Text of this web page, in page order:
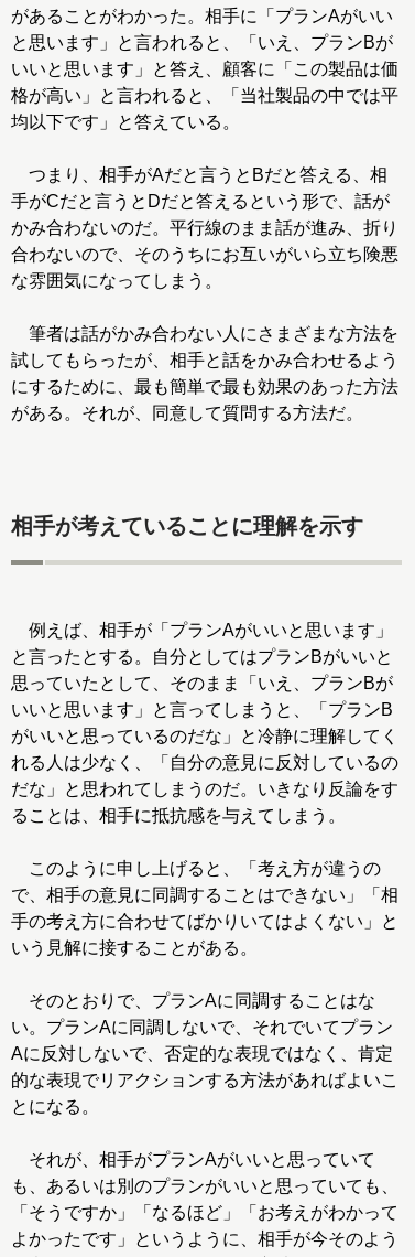
があることがわかった。相手に「プランAがいい
と思います」と言われると、「いえ、プランBが
いいと思います」と答え、顧客に「この製品は価
格が高い」と言われると、「当社製品の中では平
均以下です」と答えている。
つまり、相手がAだと言うとBだと答える、相
手がCだと言うとDだと答えるという形で、話が
かみ合わないのだ。平行線のまま話が進み、折り
合わないので、そのうちにお互いがいら立ち険悪
な雰囲気になってしまう。
筆者は話がかみ合わない人にさまざまな方法を
試してもらったが、相手と話をかみ合わせるよう
にするために、最も簡単で最も効果のあった方法
がある。それが、同意して質問する方法だ。
相手が考えていることに理解を示す
例えば、相手が「プランAがいいと思います」
と言ったとする。自分としてはプランBがいいと
思っていたとして、そのまま「いえ、プランBが
いいと思います」と言ってしまうと、「プランB
がいいと思っているのだな」と冷静に理解してく
れる人は少なく、「自分の意見に反対しているの
だな」と思われてしまうのだ。いきなり反論をす
ることは、相手に抵抗感を与えてしまう。
このように申し上げると、「考え方が違うの
で、相手の意見に同調することはできない」「相
手の考え方に合わせてばかりいてはよくない」と
いう見解に接することがある。
そのとおりで、プランAに同調することはな
い。プランAに同調しないで、それでいてプラン
Aに反対しないで、否定的な表現ではなく、肯定
的な表現でリアクションする方法があればよいこ
とになる。
それが、相手がプランAがいいと思っていて
も、あるいは別のプランがいいと思っていても、
「そうですか」「なるほど」「お考えがわかって
よかったです」というように、相手が今そのよう